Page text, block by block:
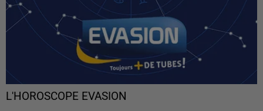
L'HOROSCOPE EVASION